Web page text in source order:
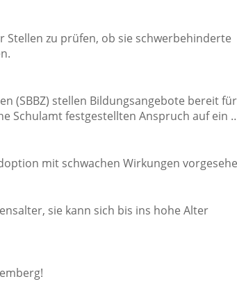
zu prüfen, ob sie schwerbehinderte
(SBBZ) stellen Bildungsangebote bereit für
Schulamt festgestellten Anspruch auf ein
mit schwachen Wirkungen
sie kann sich bis ins hohe Alter